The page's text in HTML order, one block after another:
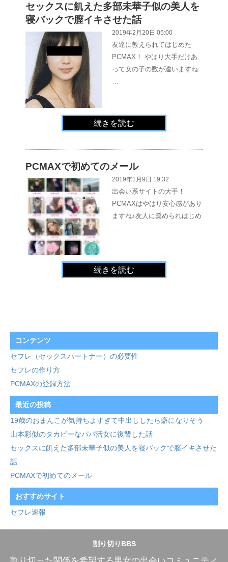
セックスに飢えた多部未華子似の美人を
寝バックで膣イキさせた話
2019年2月20日 05:00
友達に教えられてはじめた
PCMAX！ やはり大手だけあ
って女の子の数が違いますね
続きを読む
PCMAXで初めてのメール
2019年1月9日 19:32
出会い系サイトの大手！
PCMAXはやはり安心感があり
ますね♪友人に奨められはじめ
続きを読む
コンテンツ
セフレ（セックスパートナー）の必要性
セフレの作り方
PCMAXの登録方法
最近の投稿
19歳のおまんこが気持ちよすぎて中出ししたら癖になりそう
山本彩似のタカビーなパパ活女に復讐した話
セックスに飢えた多部未華子似の美人を寝バックで膣イキさせた
話
PCMAXで初めてのメール
おすすめサイト
セフレ速報
割り切りBBS